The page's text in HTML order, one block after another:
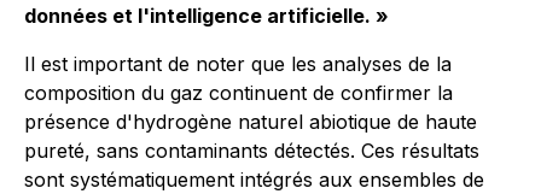
données et l'intelligence artificielle. »
Il est important de noter que les analyses de la
composition du gaz continuent de confirmer la
présence d'hydrogène naturel abiotique de haute
pureté, sans contaminants détectés. Ces résultats
sont systématiquement intégrés aux ensembles de